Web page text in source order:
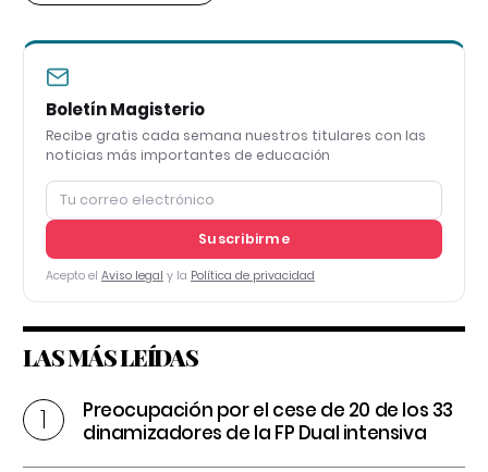
Boletín Magisterio
Recibe gratis cada semana nuestros titulares con las
noticias más importantes de educación
Suscribirme
Acepto el Aviso legal y la Política de privacidad
LAS MÁS LEÍDAS
Preocupación por el cese de 20 de los 33
dinamizadores de la FP Dual intensiva